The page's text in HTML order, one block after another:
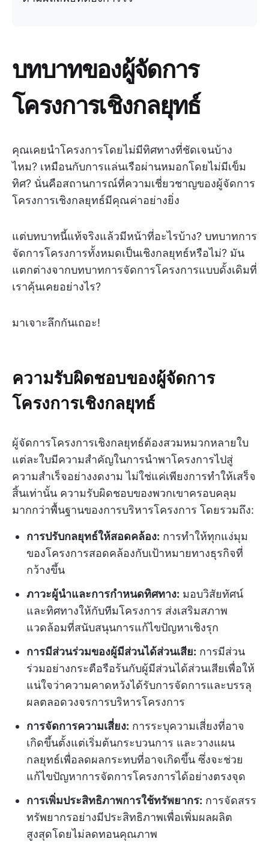
บทบาทของผู้จัดการ
โครงการเชิงกลยุทธ์
คุณเคยนำโครงการโดยไม่มีทิศทางที่ชัดเจนบ้าง
ไหม? เหมือนกับการแล่นเรือผ่านหมอกโดยไม่มีเข็ม
ทิศ? นั่นคือสถานการณ์ที่ความเชี่ยวชาญของผู้จัดการ
โครงการเชิงกลยุทธ์มีคุณค่าอย่างยิ่ง
แต่บทบาทนี้แท้จริงแล้วมีหน้าที่อะไรบ้าง? บทบาทการ
จัดการโครงการทั้งหมดเป็นเชิงกลยุทธ์หรือไม่? มัน
แตกต่างจากบทบาทการจัดการโครงการแบบดั้งเดิมที่
เราคุ้นเคยอย่างไร?
มาเจาะลึกกันเถอะ!
ความรับผิดชอบของผู้จัดการ
โครงการเชิงกลยุทธ์
ผู้จัดการโครงการเชิงกลยุทธ์ต้องสวมหมวกหลายใบ
แต่ละใบมีความสำคัญในการนำพาโครงการไปสู่
ความสำเร็จอย่างงดงาม ไม่ใช่แค่เพียงการทำให้เสร็จ
สิ้นเท่านั้น ความรับผิดชอบของพวกเขาครอบคลุม
มากกว่าพื้นฐานของการบริหารโครงการ โดยรวมถึง:
การปรับกลยุทธ์ให้สอดคล้อง: การทำให้ทุกแง่มุม
ของโครงการสอดคล้องกับเป้าหมายทางธุรกิจที่
กว้างขึ้น
ภาวะผู้นำและการกำหนดทิศทาง: มอบวิสัยทัศน์
และทิศทางให้กับทีมโครงการ ส่งเสริมสภาพ
แวดล้อมที่สนับสนุนการแก้ไขปัญหาเชิงรุก
การมีส่วนร่วมของผู้มีส่วนได้ส่วนเสีย: การมีส่วน
ร่วมอย่างกระตือรือร้นกับผู้มีส่วนได้ส่วนเสียเพื่อให้
แน่ใจว่าความคาดหวังได้รับการจัดการและบรรลุ
ผลตลอดวงจรการบริหารโครงการ
การจัดการความเสี่ยง: การระบุความเสี่ยงที่อาจ
เกิดขึ้นตั้งแต่เริ่มต้นกระบวนการ และวางแผน
กลยุทธ์เพื่อลดผลกระทบที่อาจเกิดขึ้น ซึ่งจะช่วย
แก้ไขปัญหาการจัดการโครงการได้อย่างตรงจุด
การเพิ่มประสิทธิภาพการใช้ทรัพยากร: การจัดสรร
ทรัพยากรอย่างมีประสิทธิภาพเพื่อเพิ่มผลผลิต
สูงสุดโดยไม่ลดทอนคุณภาพ